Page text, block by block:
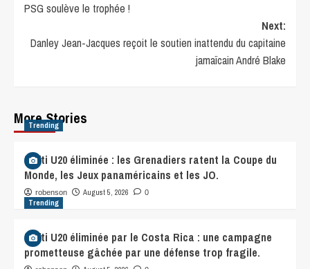
PSG soulève le trophée !
Next:
Danley Jean-Jacques reçoit le soutien inattendu du capitaine
jamaïcain André Blake
More Stories
Trending
Haïti U20 éliminée : les Grenadiers ratent la Coupe du
Monde, les Jeux panaméricains et les JO.
robenson August 5, 2026 0
Trending
Haïti U20 éliminée par le Costa Rica : une campagne
prometteuse gâchée par une défense trop fragile.